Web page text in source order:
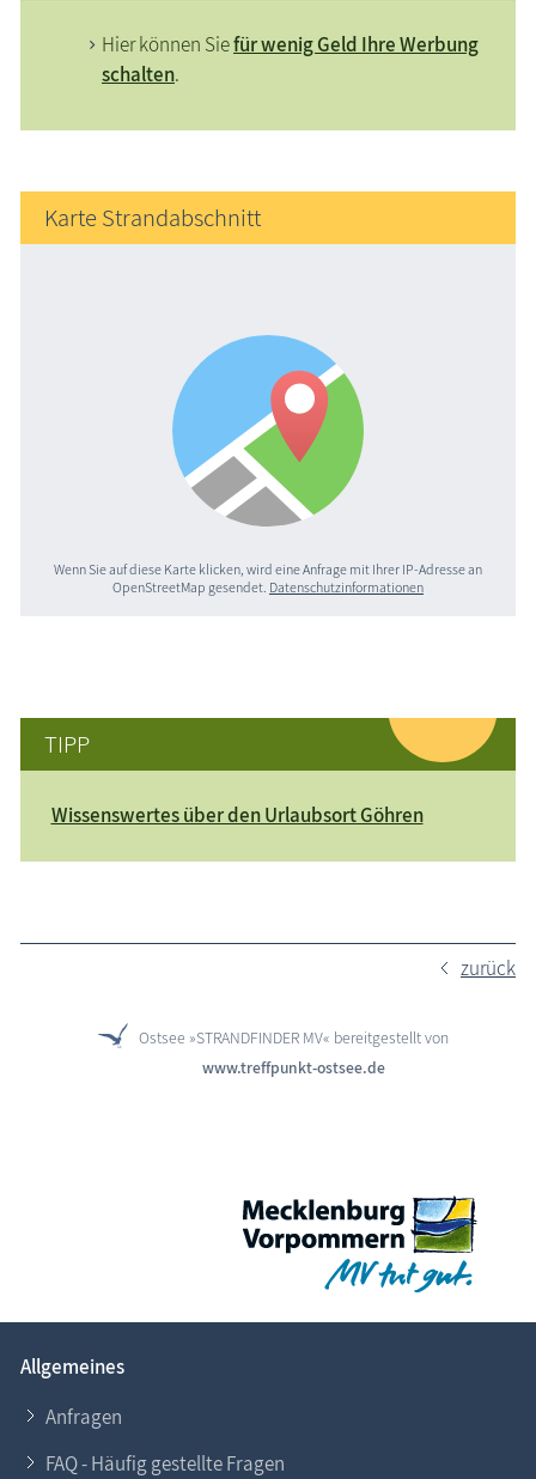
Hier können Siefür wenig Geld Ihre Werbung
schalten.
Karte Strandabschnitt
Wenn Sie auf diese Karte klicken, wird eine Anfrage mit Ihrer IP-Adresse an
OpenStreetMap gesendet. Datenschutzinformationen
TIPP
Wissenswertes über den Urlaubsort Göhren
zurück
Ostsee »STRANDFINDER MV« bereitgestellt von
www.treffpunkt-ostsee.de
Allgemeines
Anfragen
FAQ - Häufig gestellte Fragen